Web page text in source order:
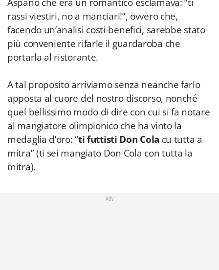
rassi viestiri, no a manciari!”, ovvero che,
facendo un’analisi costi-benefici, sarebbe stato
più conveniente rifarle il guardaroba che
portarla al ristorante.
A tal proposito arriviamo senza neanche farlo
apposta al cuore del nostro discorso, nonché
quel bellissimo modo di dire con cui si fa notare
al mangiatore olimpionico che ha vinto la
medaglia d’oro: “ti futtisti Don Cola cu tutta a
mitra” (ti sei mangiato Don Cola con tutta la
mitra).
Adv